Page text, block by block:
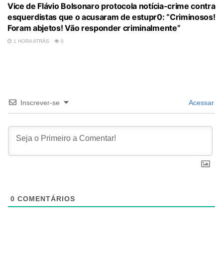
Vice de Flávio Bolsonaro protocola notícia-crime contra
esquerdistas que o acusaram de estupr0: “Criminosos!
Foram abjetos! Vão responder criminalmente”
1 HORA ATRÁS 0
Inscrever-se Acessar
0 COMENTÁRIOS